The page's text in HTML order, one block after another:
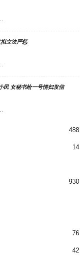
立法严惩
民 女秘书给一号情妇发信
488
14
930
76
42